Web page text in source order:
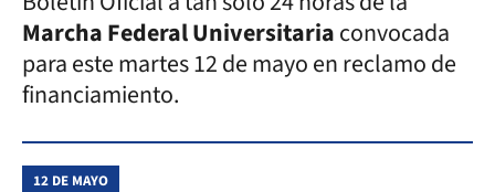
Marcha Federal Universitariaconvocada
para este martes 12 de mayo en reclamo de
financiamiento.
12 DE MAYO